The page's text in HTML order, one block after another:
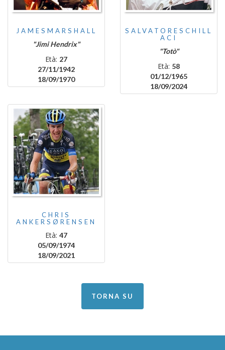
JAMESMARSHALL
"Jimi Hendrix"
Età: 27
27/11/1942
18/09/1970
SALVATORESCHILL
ACI
"Totò"
Età: 58
01/12/1965
18/09/2024
CHRIS
ANKERSØRENSEN
Età: 47
05/09/1974
18/09/2021
TORNA SU